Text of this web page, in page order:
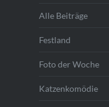
Alle Beiträge
Festland
Foto der Woche
Katzenkomödie